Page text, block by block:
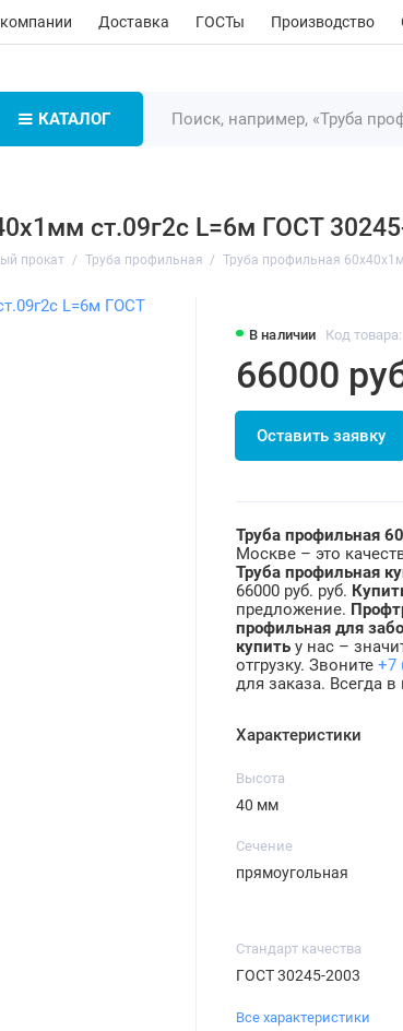
Доставка ГОСТы Производство
КАТАЛОГ
ст.09г2с L=6м ГОСТ
прокат Труба профильная Труба профильная
В наличии Код
66000
Оставить заявку
Труба профильная
Москве – это
Труба профильная
66000 руб. руб.
предложение.
профильная для
купить у нас –
отгрузку. Звоните+7
для заказа. Всегда
Характеристики
Высота
40 мм
Сечение
прямоугольная
Стандарт качества
ГОСТ 30245-2003
Все характеристики